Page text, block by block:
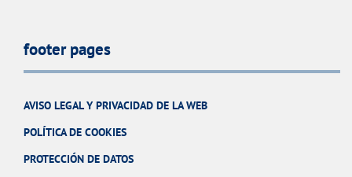
footer pages
AVISO LEGAL Y PRIVACIDAD DE LA WEB
POLÍTICA DE COOKIES
PROTECCIÓN DE DATOS